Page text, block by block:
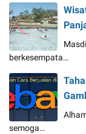
berkesempata…
semoga…